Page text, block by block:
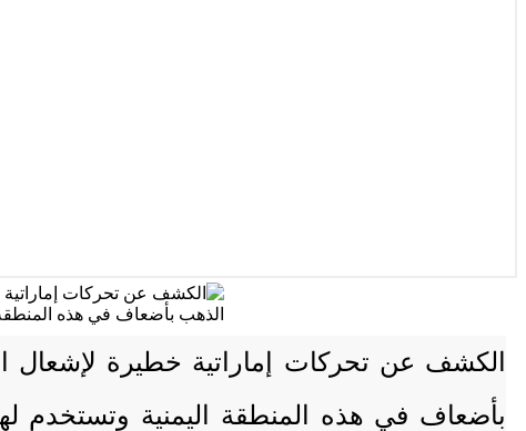
الكشف عن تحركات إماراتية خطيرة
بأضعاف في هذه المنطقة اليمنية وتستخدم